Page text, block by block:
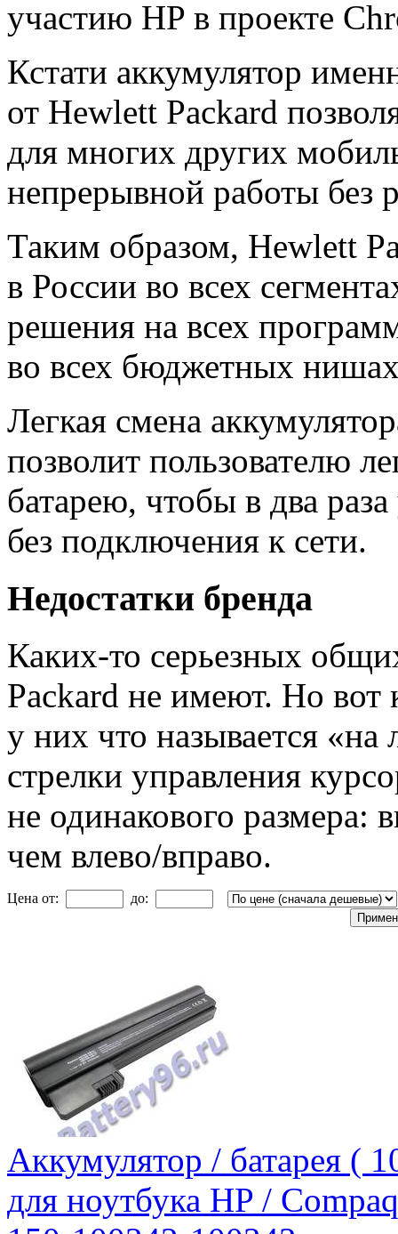
участию HP в проекте
Кстати аккумулятор
от Hewlett Packard
для многих других
непрерывной работы без
Таким образом, Hewlett
в России во всех
решения на всех
во всех бюджетных
Легкая смена
позволит пользователю
батарею, чтобы в два
без подключения к сети.
Недостатки бренда
Каких-то серьезных
Packard не имеют. Но вот
у них что называется «на
стрелки управления
не одинакового размера:
чем влево/вправо.
Цена от: до:
Аккумулятор / батарея (
для ноутбука HP /